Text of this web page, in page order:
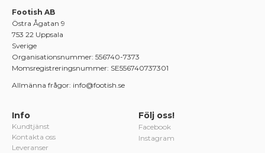
Footish AB
Östra Ågatan 9
753 22 Uppsala
Sverige
Organisationsnummer: 556740-7373
Momsregistreringsnummer: SE556740737301
Allmänna frågor: info@footish.se
Info
Kundtjänst
Kontakta oss
Leveranser
Följ oss!
Facebook
Instagram